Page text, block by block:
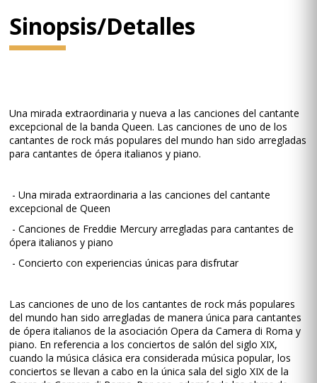
Sinopsis/Detalles
Una mirada extraordinaria y nueva a las canciones del cantante
excepcional de la banda Queen. Las canciones de uno de los
cantantes de rock más populares del mundo han sido arregladas
para cantantes de ópera italianos y piano.
- Una mirada extraordinaria a las canciones del cantante
excepcional de Queen
- Canciones de Freddie Mercury arregladas para cantantes de
ópera italianos y piano
- Concierto con experiencias únicas para disfrutar
Las canciones de uno de los cantantes de rock más populares
del mundo han sido arregladas de manera única para cantantes
de ópera italianos de la asociación Opera da Camera di Roma y
piano. En referencia a los conciertos de salón del siglo XIX,
cuando la música clásica era considerada música popular, los
conciertos se llevan a cabo en la única sala del siglo XIX de la